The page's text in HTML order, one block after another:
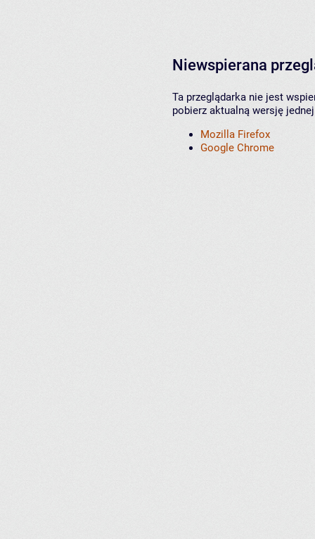
Niewspierana
Ta przeglądarka nie jest
pobierz aktualną wersję
Mozilla Firefox
Google Chrome